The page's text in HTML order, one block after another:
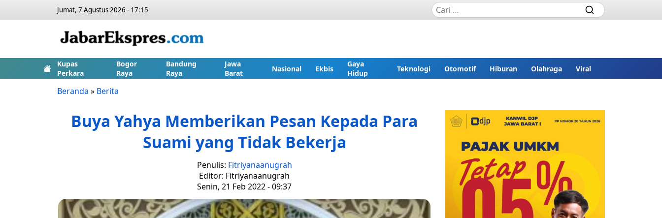
Jumat, 7 Agustus 2026 - 17:15
Kupas
Perkara
Bogor
Raya
Bandung
Raya
Jawa
Barat
Nasional Ekbis
Gaya
Hidup
Teknologi Otomotif Hiburan Olahraga Viral
Beranda » Berita
Buya Yahya Memberikan Pesan Kepada Para
Suami yang Tidak Bekerja
Penulis: Fitriyanaanugrah
Editor: Fitriyanaanugrah
Senin, 21 Feb 2022 - 09:37